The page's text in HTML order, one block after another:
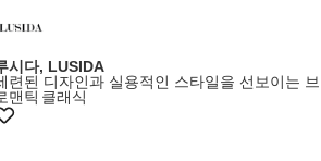
시다, LUSIDA
련된 디자인과 실용적인 스타일을 선보이는
맨틱 클래식